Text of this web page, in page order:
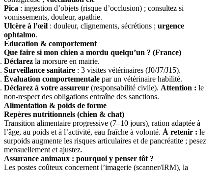
Pica : ingestion d’objets (risque d’occlusion) ; consultez si
vomissements, douleur, apathie.
Ulcère à l’œil : douleur, clignements, sécrétions ; urgence
ophtalmo.
Éducation & comportement
Que faire si mon chien a mordu quelqu’un ? (France)
Déclarez la morsure en mairie.
Surveillance sanitaire : 3 visites vétérinaires (J0/J7/J15).
Évaluation comportementale par un vétérinaire habilité.
Déclarez à votre assureur (responsabilité civile). Attention : le
non-respect des obligations entraîne des sanctions.
Alimentation & poids de forme
Repères nutritionnels (chien & chat)
Transition alimentaire progressive (7–10 jours), ration adaptée à
l’âge, au poids et à l’activité, eau fraîche à volonté. À retenir : le
surpoids augmente les risques articulaires et de pancréatite ; pesez
mensuellement et ajustez.
Assurance animaux : pourquoi y penser tôt ?
Les postes coûteux concernent l’imagerie (scanner/IRM), la